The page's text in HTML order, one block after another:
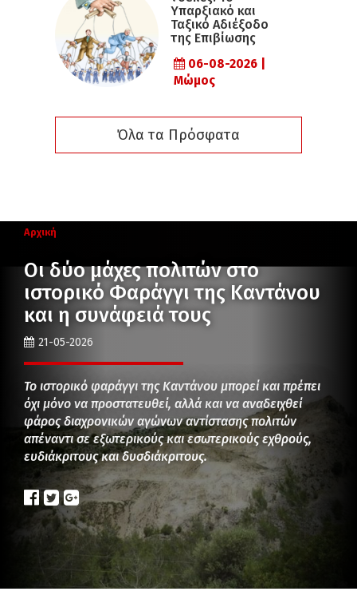
Υπαρξιακό και
Ταξικό Αδιέξοδο
της Επιβίωσης
06-08-2026 |
Μώμος
Όλα τα Πρόσφατα
Αρχική
Οι δύο μάχες πολιτών στο
ιστορικό Φαράγγι της Καντάνου
και η συνάφειά τους
21-05-2026
Το ιστορικό φαράγγι της Καντάνου μπορεί και πρέπει
όχι μόνο να προστατευθεί, αλλά και να αναδειχθεί
φάρος διαχρονικών αγώνων αντίστασης πολιτών
απέναντι σε εξωτερικούς και εσωτερικούς εχθρούς,
ευδιάκριτους και δυσδιάκριτους.